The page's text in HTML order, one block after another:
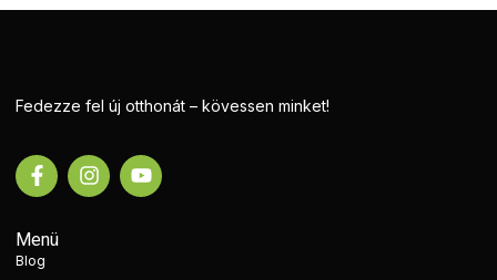
Fedezze fel új otthonát – kövessen minket!
Menü
Blog